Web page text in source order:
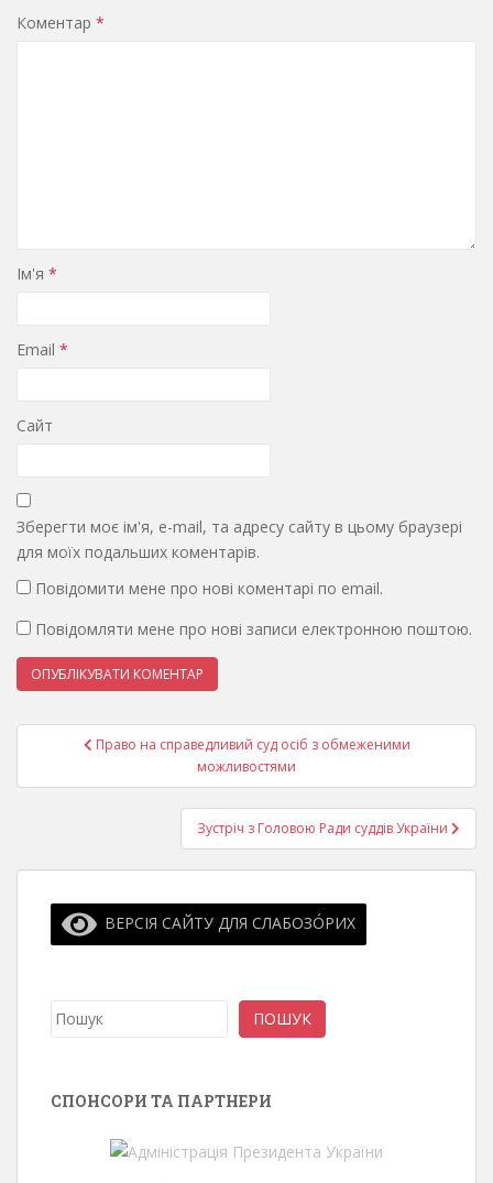
Коментар *
Ім'я *
Email *
Сайт
Зберегти моє ім'я, e-mail, та адресу сайту в цьому браузері
для моїх подальших коментарів.
Повідомити мене про нові коментарі по email.
Повідомляти мене про нові записи електронною поштою.
НавігаціяПраво на справедливий суд осіб з обмеженими
можливостями
Зустріч з Головою Ради суддів України
ВЕРСІЯ САЙТУ ДЛЯ СЛАБОЗО́РИХ
Пошук ПОШУК
СПОНСОРИ ТА ПАРТНЕРИ